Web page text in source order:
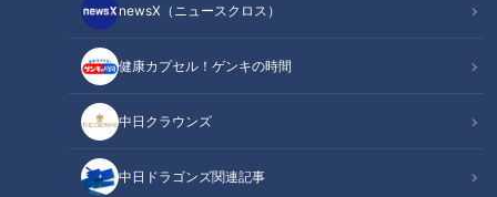
newsX（ニュースクロス）
健康カプセル！ゲンキの時間
中日クラウンズ
中日ドラゴンズ関連記事